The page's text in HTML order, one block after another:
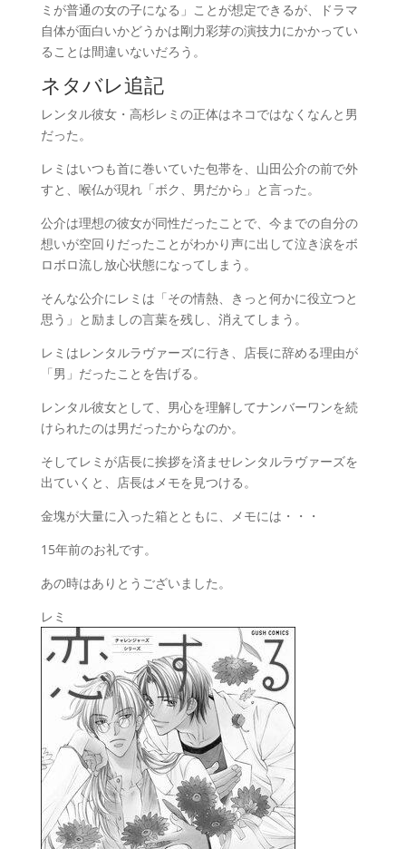
ミが普通の女の子になる」ことが想定できるが、ドラマ
自体が面白いかどうかは剛力彩芽の演技力にかかってい
ることは間違いないだろう。
ネタバレ追記
レンタル彼女・高杉レミの正体はネコではなくなんと男
だった。
レミはいつも首に巻いていた包帯を、山田公介の前で外
すと、喉仏が現れ「ボク、男だから」と言った。
公介は理想の彼女が同性だったことで、今までの自分の
想いが空回りだったことがわかり声に出して泣き涙をボ
ロボロ流し放心状態になってしまう。
そんな公介にレミは「その情熱、きっと何かに役立つと
思う」と励ましの言葉を残し、消えてしまう。
レミはレンタルラヴァーズに行き、店長に辞める理由が
「男」だったことを告げる。
レンタル彼女として、男心を理解してナンバーワンを続
けられたのは男だったからなのか。
そしてレミが店長に挨拶を済ませレンタルラヴァーズを
出ていくと、店長はメモを見つける。
金塊が大量に入った箱とともに、メモには・・・
15年前のお礼です。
あの時はありとうございました。
レミ